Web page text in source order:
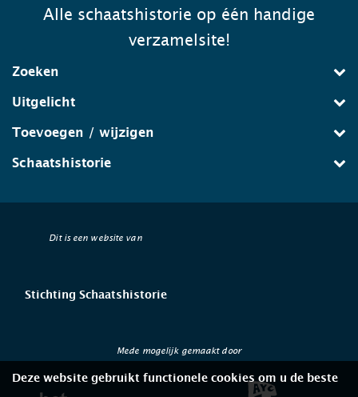
Alle schaatshistorie op één handige
verzamelsite!
Zoeken
Uitgelicht
Toevoegen / wijzigen
Schaatshistorie
Dit is een website van
Stichting Schaatshistorie
Mede mogelijk gemaakt door
Deze website gebruikt functionele cookies om u de beste